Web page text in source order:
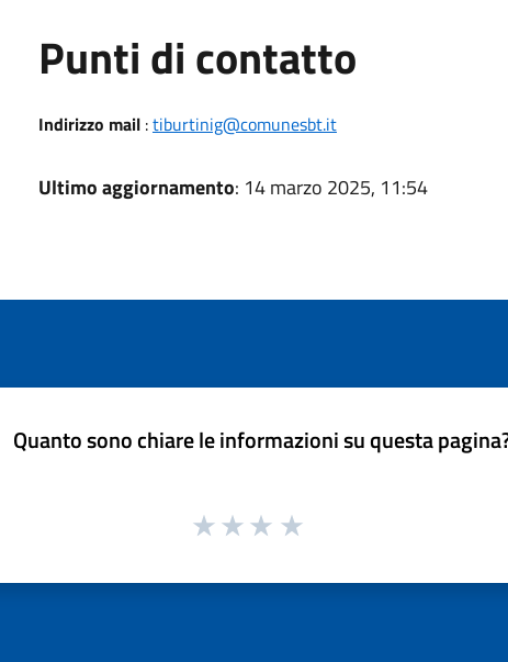
Punti di contatto
Indirizzo mail:tiburtinig@comunesbt.it
Ultimo aggiornamento: 14 marzo 2025, 11:54
Quanto sono chiare le informazioni su questa